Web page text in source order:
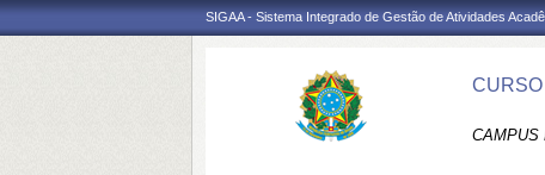
SIGAA - Sistema Integrado de Gestão de Atividades
CAMPUS